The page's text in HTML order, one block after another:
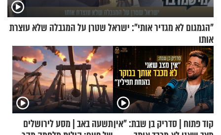
"הגמגום לא מגדיר אותי": ישראל שטרן על המגבלה שלא עוצרת
אותו
קוד פתוח | סדריק בן שבת: "איןתשעה באב | מסע לירושלים